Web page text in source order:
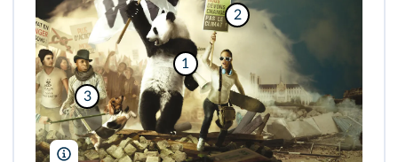
1
2
3
P. Gaudoin/C. Lentz/WWF France/DR